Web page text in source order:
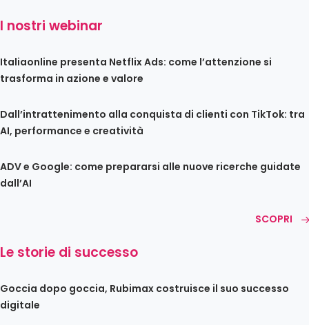
I nostri webinar
Italiaonline presenta Netflix Ads: come l’attenzione si
trasforma in azione e valore
Dall’intrattenimento alla conquista di clienti con TikTok: tra
AI, performance e creatività
ADV e Google: come prepararsi alle nuove ricerche guidate
dall’AI
SCOPRI
Le storie di successo
Goccia dopo goccia, Rubimax costruisce il suo successo
digitale